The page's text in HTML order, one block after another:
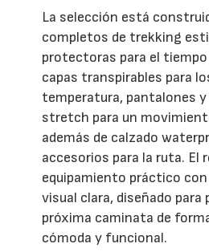
La selección está
completos de trekking
protectoras para el
capas transpirables para
temperatura, pantalones y
stretch para un
además de calzado
accesorios para la ruta. El
equipamiento práctico
visual clara, diseñado para
próxima caminata de
cómoda y funcional.